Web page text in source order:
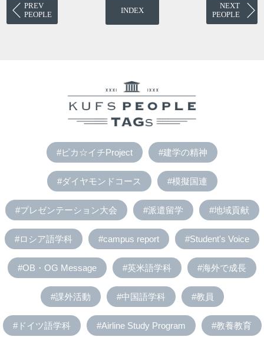
PREV
PEOPLE
NEXT
PEOPLE
INDEX
#ピカ☆イチProject #建学の精神
#ダイヤモンドコース #模擬国連
#プレゼンテーション大会 #派遣留学 #地域貢献
#ロシア語学科 #campus report #Student's Voice
#OB・OG Message #英米語学科 #海外で成長
#課外活動 #中国語学科 #教員
#ドイツ語学科 #Airline Study Program #教養教育